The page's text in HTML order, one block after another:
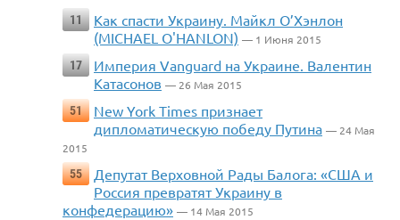
11
Как спасти Украину. Майкл О’Хэнлон
(MICHAEL O'HANLON) — 1 Июня 2015
17
Империя Vanguard на Украине. Валентин
Катасонов — 26 Мая 2015
51
New York Times признает
дипломатическую победу Путина — 24 Мая
2015
55
Депутат Верховной Рады Балога: «США и
Россия превратят Украину в
конфедерацию» — 14 Мая 2015